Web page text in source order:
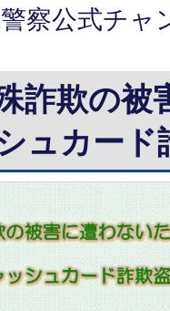
察公式チャ
殊詐欺の
ュカード